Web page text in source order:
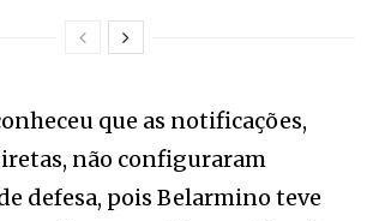
que as notificações,
não configuraram
defesa, pois Belarmino teve